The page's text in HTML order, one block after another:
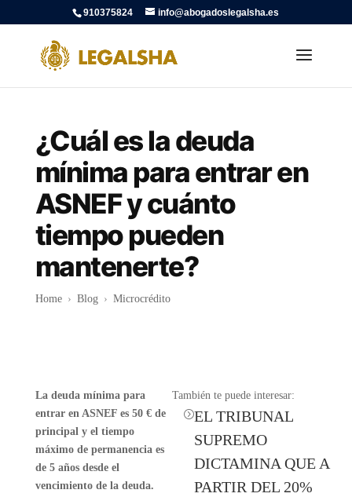
910375824 info@abogadoslegalsha.es
¿Cuál es la deuda
mínima para entrar en
ASNEF y cuánto
tiempo pueden
mantenerte?
Home › Blog › Microcrédito
La deuda mínima para
entrar en ASNEF es 50 € de
principal y el tiempo
máximo de permanencia es
de 5 años desde el
vencimiento de la deuda.
También te puede interesar:
=EL TRIBUNAL
SUPREMO
DICTAMINA QUE A
PARTIR DEL 20%